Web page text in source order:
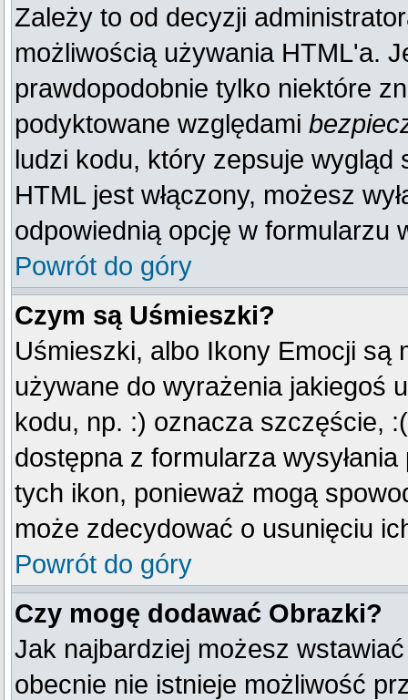
Zależy to od decyzji
możliwością używania HTML'a.
prawdopodobnie tylko niektóre
podyktowane względami
ludzi kodu, który zepsuje wygląd
HTML jest włączony, możesz
odpowiednią opcję w formularzu
Powrót do góry
Czym są Uśmieszki?
Uśmieszki, albo Ikony Emocji są
używane do wyrażenia jakiegoś
kodu, np. :) oznacza szczęście,
dostępna z formularza
tych ikon, ponieważ mogą
może zdecydować o usunięciu
Powrót do góry
Czy mogę dodawać Obrazki?
Jak najbardziej możesz
obecnie nie istnieje możliwość